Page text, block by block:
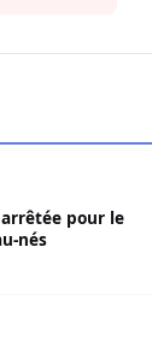
pour le
nés